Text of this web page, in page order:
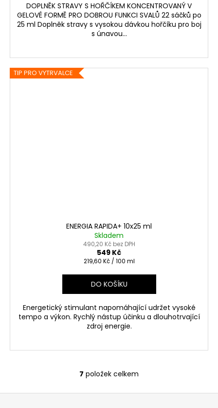
DOPLNĚK STRAVY S HOŘČÍKEM KONCENTROVANÝ V
GELOVÉ FORMĚ PRO DOBROU FUNKCI SVALŮ 22 sáčků po
25 ml Doplněk stravy s vysokou dávkou hořčíku pro boj
s únavou...
TIP PRO VYTRVALCE
ENERGIA RAPIDA+ 10x25 ml
Skladem
490,20 Kč bez DPH
549 Kč
Měrná
219,60 Kč / 100 ml
DO KOŠÍKU
Energetický stimulant napomáhající udržet vysoké
tempo a výkon. Rychlý nástup účinku a dlouhotrvající
zdroj energie.
O
v
7 položek celkem
Z